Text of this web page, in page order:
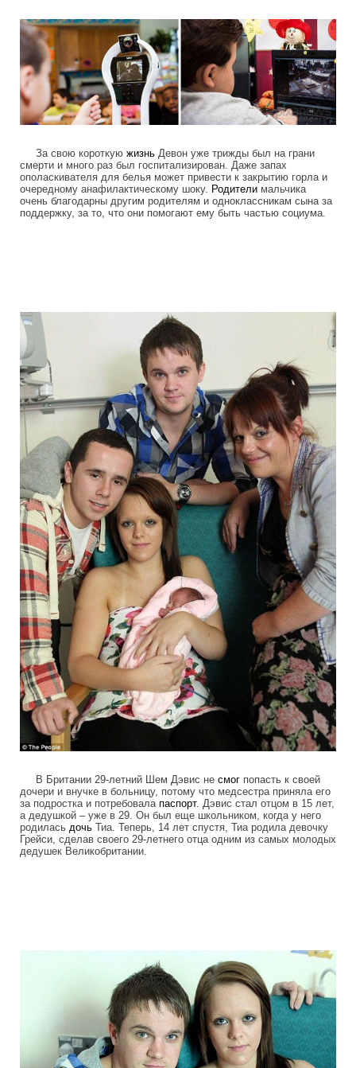
За свою короткую жизнь Девон уже трижды был на грани
смерти и много раз был госпитализирован. Даже запах
ополаскивателя для белья может привести к закрытию горла и
очередному анафилактическому шоку. Родители мальчика
очень благодарны другим родителям и одноклассникам сына за
поддержку, за то, что они помогают ему быть частью социума.
В Британии 29-летний Шем Дэвис не смог попасть к своей
дочери и внучке в больницу, потому что медсестра приняла его
за подростка и потребовала паспорт. Дэвис стал отцом в 15 лет,
а дедушкой – уже в 29. Он был еще школьником, когда у него
родилась дочь Тиа. Теперь, 14 лет спустя, Тиа родила девочку
Грейси, сделав своего 29-летнего отца одним из самых молодых
дедушек Великобритании.